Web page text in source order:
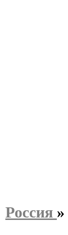
Россия »